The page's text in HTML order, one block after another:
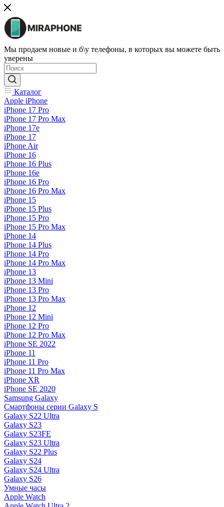
Мы продаем новые и б\у телефоны, в которых вы можете быть
уверены
Каталог
Apple iPhone
iPhone 17 Pro
iPhone 17 Pro Max
iPhone 17e
iPhone 17
iPhone Air
iPhone 16
iPhone 16 Plus
iPhone 16e
iPhone 16 Pro
iPhone 16 Pro Max
iPhone 15
iPhone 15 Plus
iPhone 15 Pro
iPhone 15 Pro Max
iPhone 14
iPhone 14 Plus
iPhone 14 Pro
iPhone 14 Pro Max
iPhone 13
iPhone 13 Mini
iPhone 13 Pro
iPhone 13 Pro Max
iPhone 12
iPhone 12 Mini
iPhone 12 Pro
iPhone 12 Pro Max
iPhone SE 2022
iPhone 11
iPhone 11 Pro
iPhone 11 Pro Max
iPhone XR
iPhone SE 2020
Samsung Galaxy
Смартфоны серии Galaxy S
Galaxy S22 Ultra
Galaxy S23
Galaxy S23FE
Galaxy S23 Ultra
Galaxy S22 Plus
Galaxy S24
Galaxy S24 Ultra
Galaxy S26
Умные часы
Apple Watch